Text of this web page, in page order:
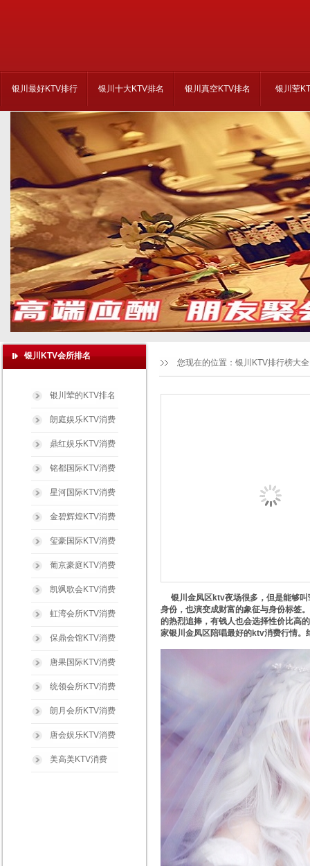
银川最好KTV排行 银川十大KTV排名 银川真空KTV排名 银川荤
您现在的位置： 银川KTV排行榜大全
银川金凤区ktv夜场很多，但是能够叫
身份，也演变成财富的象征与身份标签
的热烈追捧，有钱人也会选择性价比高
家银川金凤区陪唱最好的ktv消费行情。
银川KTV会所排名
银川荤的KTV排名
朗庭娱乐KTV消费
鼎红娱乐KTV消费
铭都国际KTV消费
星河国际KTV消费
金碧辉煌KTV消费
玺豪国际KTV消费
葡京豪庭KTV消费
凯飒歌会KTV消费
虹湾会所KTV消费
保鼎会馆KTV消费
唐果国际KTV消费
统领会所KTV消费
朗月会所KTV消费
唐会娱乐KTV消费
美高美KTV消费